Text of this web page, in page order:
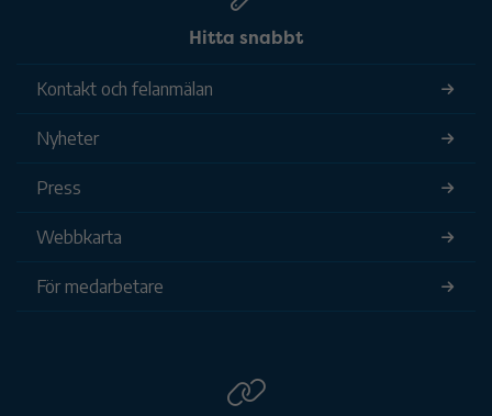
Hitta snabbt
Kontakt och felanmälan
Nyheter
Press
Webbkarta
För medarbetare